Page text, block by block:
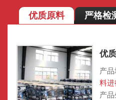
优质原料 严格检
优
产
料
产